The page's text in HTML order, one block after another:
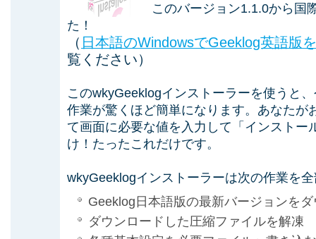
このバージョン1.1.0から国
た！
（ 日本語のWindowsでGeeklog英語版
覧ください）
このwkyGeeklogインストーラーを使うと
作業が驚くほど簡単になります。あなたが
て画面に必要な値を入力して「インストー
け！たったこれだけです。
wkyGeeklogインストーラーは次の作業を
Geeklog日本語版の最新バージョンを
ダウンロードした圧縮ファイルを解凍